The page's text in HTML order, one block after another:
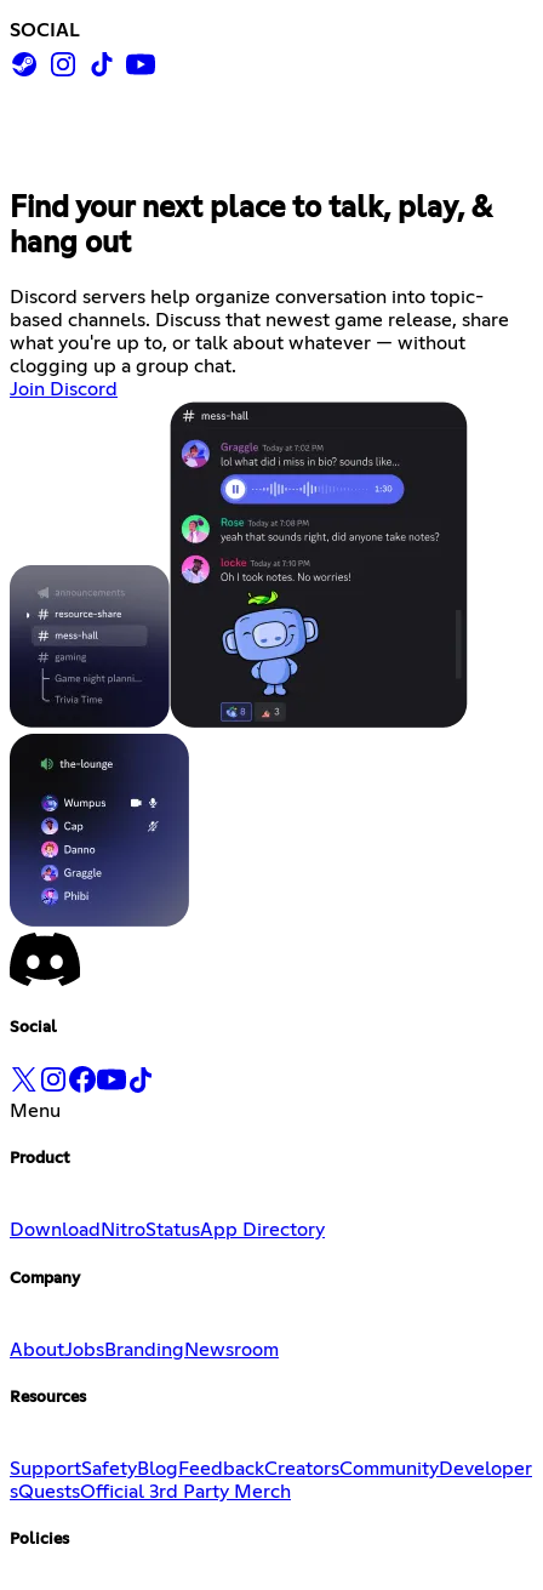
SOCIAL
Find your next place to talk, play, &
hang out
Discord servers help organize conversation into topic-
based channels. Discuss that newest game release, share
what you're up to, or talk about whatever — without
clogging up a group chat.
Join Discord
Social
Menu
Product
Download NitroStatusApp Directory
Company
AboutJobsBranding Newsroom
Resources
SupportSafetyBlog FeedbackCreatorsCommunityDeveloper
sQuestsOfficial 3rd Party Merch
Policies